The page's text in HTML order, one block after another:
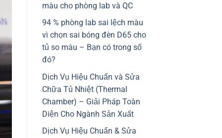
màu cho phòng lab và QC
94 % phòng lab sai lệch màu
vì chọn sai bóng đèn D65 cho
tủ so màu – Bạn có trong số
đó?
Dịch Vụ Hiệu Chuẩn và Sửa
Chữa Tủ Nhiệt (Thermal
Chamber) – Giải Pháp Toàn
Diện Cho Ngành Sản Xuất
Dịch Vụ Hiệu Chuẩn & Sửa